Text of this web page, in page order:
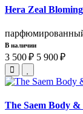
Hera Zeal
В наличии
3 500 ₽ 5 900 ₽
The Saem Body